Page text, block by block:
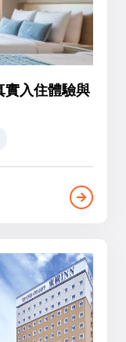
實入住體驗與